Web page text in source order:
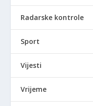
Radarske kontrole
Sport
Vijesti
Vrijeme